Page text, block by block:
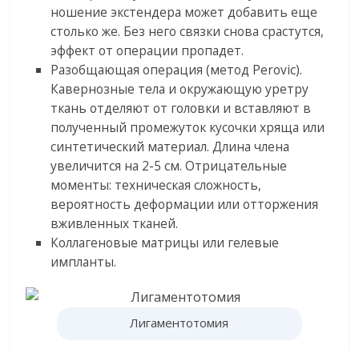
ношение экстендера может добавить еще
столько же. Без него связки снова срастутся,
эффект от операции пропадет.
Разобщающая операция (метод Perovic).
Кавернозные тела и окружающую уретру
ткань отделяют от головки и вставляют в
полученный промежуток кусочки хряща или
синтетический материал. Длина члена
увеличится на 2-5 см. Отрицательные
моменты: техническая сложность,
вероятность деформации или отторжения
вживленных тканей.
Коллагеновые матрицы или гелевые
импланты.
Лигаментотомия